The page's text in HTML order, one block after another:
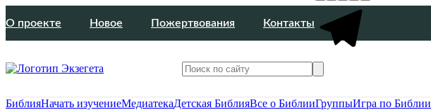
О проекте Новое Пожертвования Контакты
БиблияНачать изучениеМедиатекаДетская БиблияВсе о БиблииГруппыИгра по Библии